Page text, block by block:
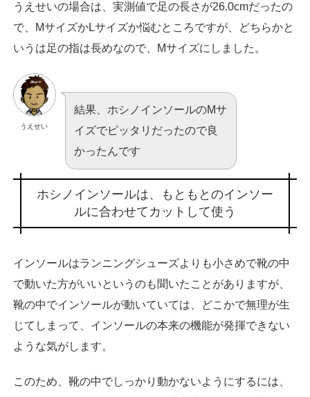
うえせいの場合は、実測値で足の長さが26.0cmだったの
で、MサイズかLサイズか悩むところですが、どちらかと
いうは足の指は長めなので、Mサイズにしました。
うえせい
結果、ホシノインソールのMサ
イズでピッタリだったので良
かったんです
ホシノインソールは、もともとのインソー
ルに合わせてカットして使う
インソールはランニングシューズよりも小さめで靴の中
で動いた方がいいというのも聞いたことがありますが、
靴の中でインソールが動いていては、どこかで無理が生
じてしまって、インソールの本来の機能が発揮できない
ような気がします。
このため、靴の中でしっかり動かないようにするには、